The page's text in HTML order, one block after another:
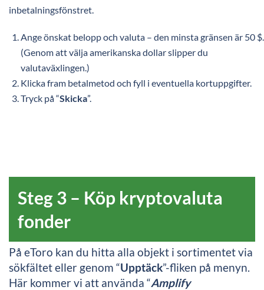
inbetalningsfönstret.
Ange önskat belopp och valuta – den minsta gränsen är 50 $.
(Genom att välja amerikanska dollar slipper du
valutaväxlingen.)
Klicka fram betalmetod och fyll i eventuella kortuppgifter.
Tryck på “Skicka”.
Steg 3 – Köp kryptovaluta
fonder
På eToro kan du hitta alla objekt i sortimentet via
sökfältet eller genom “Upptäck”-fliken på menyn.
Här kommer vi att använda “Amplify